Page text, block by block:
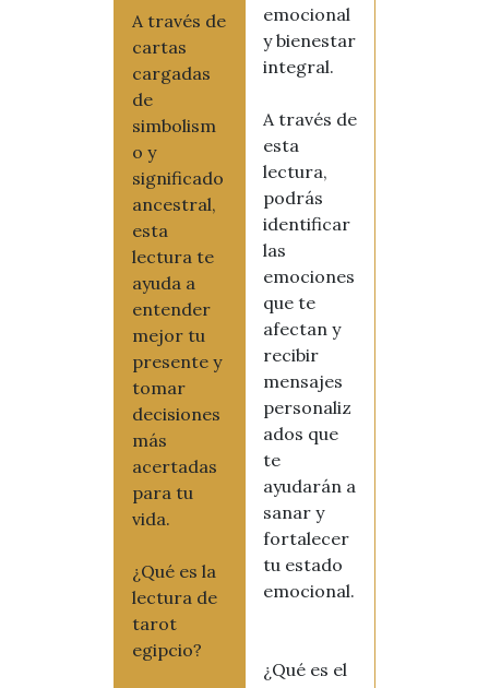
A través de
cartas
cargadas
de
simbolism
o y
significado
ancestral,
esta
lectura te
ayuda a
entender
mejor tu
presente y
tomar
decisiones
más
acertadas
para tu
vida.
¿Qué es la
lectura de
tarot
egipcio?
emocional
y bienestar
integral.
A través de
esta
lectura,
podrás
identificar
las
emociones
que te
afectan y
recibir
mensajes
personaliz
ados que
te
ayudarán a
sanar y
fortalecer
tu estado
emocional.
¿Qué es el